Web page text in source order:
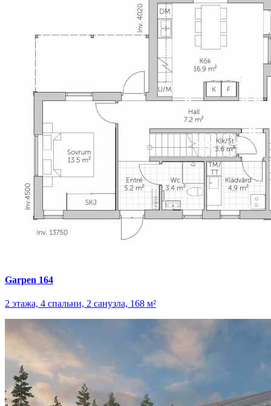
Garpen 164
2 этажа, 4 спальни, 2 санузла, 168 м²